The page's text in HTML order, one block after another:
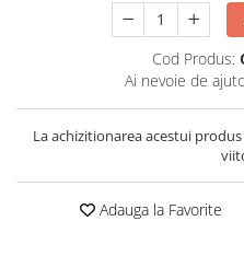
Bijuterii peridot
Bijuterii piatra soarelui
Bijuterii rodocrozit
Cod Produs:
Ai nevoie de
La achizitionarea acestui
Adauga la Favorite